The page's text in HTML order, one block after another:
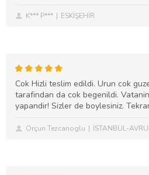
K*** P*** ESKİŞEHİR
Cok Hizli teslim edildi. Urun cok
tarafindan da cok begenildi.
yapandir! Sizler de boylesiniz.
Orçun Tezcanoglu İSTANBUL-